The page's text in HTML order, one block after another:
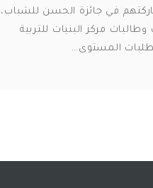
في جائزة الحسن للشباب،
مركز البنيات للتربية
المستوى…